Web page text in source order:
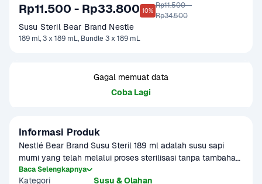
Rp11.500 - Rp33.800 10%
Rp11.500 -
Rp34.500
Susu Steril Bear Brand Nestle
189 ml, 3 x 189 mL, Bundle 3 x 189 mL
Gagal memuat data
Coba Lagi
Informasi Produk
Nestlé Bear Brand Susu Steril 189 ml adalah susu sapi
murni yang telah melalui proses sterilisasi tanpa tambahan
gula atau bahan pengawet. Produk ini dikemas dalam
Baca Selengkapnya
Kategori Susu & Olahan